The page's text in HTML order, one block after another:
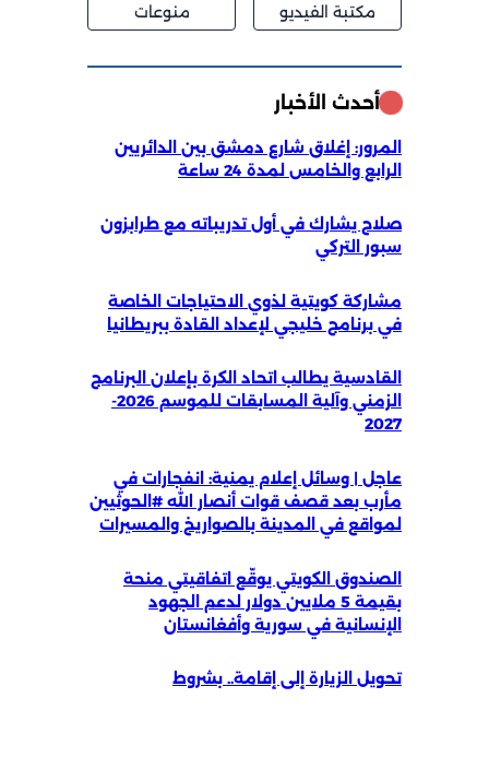
مكتبة الفيديو منوعات
أحدث الأخبار
المرور: إغلاق شارع دمشق بين الدائريين
الرابع والخامس لمدة 24 ساعة
صلاح يشارك في أول تدريباته مع طرابزون
سبور التركي
مشاركة كويتية لذوي الاحتياجات الخاصة
في برنامج خليجي لإعداد القادة ببريطانيا
القادسية يطالب اتحاد الكرة بإعلان البرنامج
الزمني وآلية المسابقات للموسم 2026-
2027
عاجل | وسائل إعلام يمنية: انفجارات في
مأرب بعد قصف قوات أنصار الله #الحوثيين
لمواقع في المدينة بالصواريخ والمسيرات
الصندوق الكويتي يوقّع اتفاقيتي منحة
بقيمة 5 ملايين دولار لدعم الجهود
الإنسانية في سورية وأفغانستان
تحويل الزيارة إلى إقامة.. بشروط